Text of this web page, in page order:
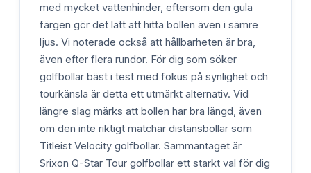
med mycket vattenhinder, eftersom den gula
färgen gör det lätt att hitta bollen även i sämre
ljus. Vi noterade också att hållbarheten är bra,
även efter flera rundor. För dig som söker
golfbollar bäst i test med fokus på synlighet och
tourkänsla är detta ett utmärkt alternativ. Vid
längre slag märks att bollen har bra längd, även
om den inte riktigt matchar distansbollar som
Titleist Velocity golfbollar. Sammantaget är
Srixon Q-Star Tour golfbollar ett starkt val för dig